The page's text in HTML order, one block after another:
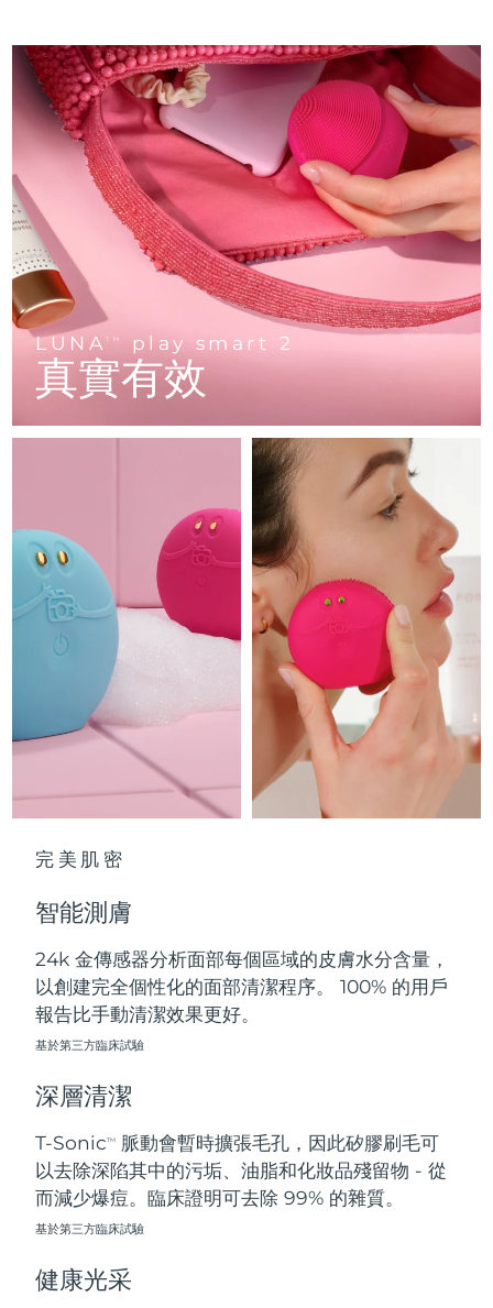
LUNATM play smart 2
真實有效
完美肌密
智能測膚
24k 金傳感器分析面部每個區域的皮膚水分含量，
以創建完全個性化的面部清潔程序。 100% 的用戶
報告比手動清潔效果更好。
基於第三方臨床試驗
深層清潔
T-SonicTM
脈動會暫時擴張毛孔，因此矽膠刷毛可
以去除深陷其中的污垢、油脂和化妝品殘留物 - 從
而減少爆痘。臨床證明可去除 99% 的雜質。
基於第三方臨床試驗
健康光采
Travel-friendly IPL hair removal
PEACH™ Cooling Prep Gel
Cooling IPL hair removal gel
Firming body serum
ESPADA™ 2
Acne treatment device
ESPADA™ Blemish Solution
Concentrated acne gel
ESPADA™ 設備
All acne treatment devices
IRIS™ 2
Rejuvenating eye massager
眼部護膚
Advanced eye care treatment
眼部護理設備
All revitalizing eye massagers
KIWI™ derma
Diamond microdermabrasion .
KIWI™
Blackhead remover
KIWI™ 皮肤护理
Advanced pore care essentials
LUNA™ 4 hair
2-in-1 LED scalp massager
FLIP™ play advanced
LED light hairbrush
LUNA™ Dual-Peptide Scalp
For healthy hair
牙齒美白
NEW
issa™ Teeth Whitening Set
Dual LED + sonic device & 18% PAP gel
issa™ Teeth Whitening Gel
18% PAP
更多的
護膚品 男士
FOREO APP
關於我們
匈牙利 預計送達日期 8/8/26
冰島 預計送達日期8/9/26
預計送達日期8/6/26
愛爾蘭 預計送達日期8/8/26
曼島
以色列 預計送達日期8/12/26
義大利
日本 預計送達日期8/11/26
預計送達日期 8/13/26
哈薩克 8/10/26
科威特 預計送達日期 8/8/26
拉脫維亞 預計送達日期 8/8/26
預計送達日期 8/9/26
立陶宛 預計送達日期 8/8/26
盧森堡 8/8/26
馬爾他
墨西哥 預計送達日期 8/12/26
摩納哥
荷蘭
紐西蘭 預計送達日期8/8/26
挪威 預計送達日期